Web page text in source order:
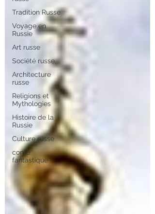
Tradition Russe
Voyage en
Russie
Art russe
Société russe
Architecture
russe
Religions et
Mythologies
Histoire de la
Russie
Culture russe
conte
fantastique